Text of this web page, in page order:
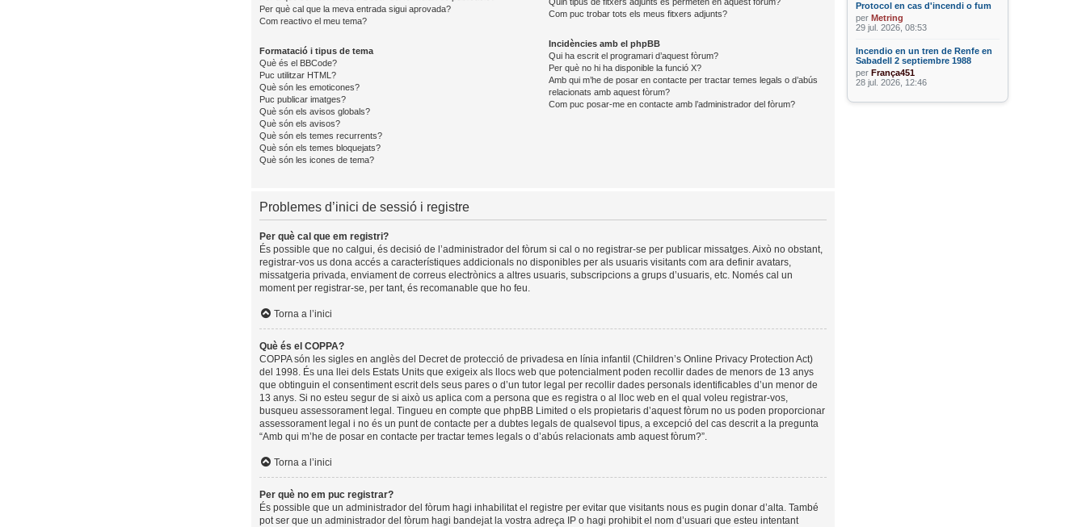
Per què cal que la meva entrada sigui aprovada?
Com reactivo el meu tema?
Formatació i tipus de tema
Què és el BBCode?
Puc utilitzar HTML?
Què són les emoticones?
Puc publicar imatges?
Què són els avisos globals?
Què són els avisos?
Què són els temes recurrents?
Què són els temes bloquejats?
Què són les icones de tema?
Com puc trobar tots els meus fitxers adjunts?
Incidències amb el phpBB
Qui ha escrit el programari d’aquest fòrum?
Per què no hi ha disponible la funció X?
Amb qui m’he de posar en contacte per tractar temes legals o d’abús
relacionats amb aquest fòrum?
Com puc posar-me en contacte amb l’administrador del fòrum?
Problemes d’inici de sessió i registre
Per què cal que em registri?
És possible que no calgui, és decisió de l’administrador del fòrum si cal o no registrar-se per publicar missatges. Això no obstant,
registrar-vos us dona accés a característiques addicionals no disponibles per als usuaris visitants com ara definir avatars,
missatgeria privada, enviament de correus electrònics a altres usuaris, subscripcions a grups d’usuaris, etc. Només cal un
moment per registrar-se, per tant, és recomanable que ho feu.
Torna a l’inici
Què és el COPPA?
COPPA són les sigles en anglès del Decret de protecció de privadesa en línia infantil (Children’s Online Privacy Protection Act)
del 1998. És una llei dels Estats Units que exigeix als llocs web que potencialment poden recollir dades de menors de 13 anys
que obtinguin el consentiment escrit dels seus pares o d’un tutor legal per recollir dades personals identificables d’un menor de
13 anys. Si no esteu segur de si això us aplica com a persona que es registra o al lloc web en el qual voleu registrar-vos,
busqueu assessorament legal. Tingueu en compte que phpBB Limited o els propietaris d’aquest fòrum no us poden proporcionar
assessorament legal i no és un punt de contacte per a dubtes legals de qualsevol tipus, a excepció del cas descrit a la pregunta
“Amb qui m’he de posar en contacte per tractar temes legals o d’abús relacionats amb aquest fòrum?”.
Torna a l’inici
Per què no em puc registrar?
És possible que un administrador del fòrum hagi inhabilitat el registre per evitar que visitants nous es pugin donar d’alta. També
pot ser que un administrador del fòrum hagi bandejat la vostra adreça IP o hagi prohibit el nom d’usuari que esteu intentant
Protocol en cas d'incendi o fum
per Metring
29 jul. 2026, 08:53
Incendio en un tren de Renfe en
Sabadell 2 septiembre 1988
per França451
28 jul. 2026, 12:46